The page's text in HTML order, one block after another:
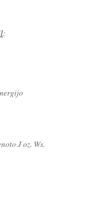
:
J oz. Ws.